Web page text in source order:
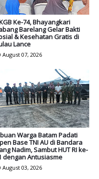
Ke-74, Bhayangkari
Barelang Gelar Bakti
& Kesehatan Gratis di
Lance
August 07, 2026
Warga Batam Padati
Base TNI AU di Bandara
Nadim, Sambut HUT RI ke-
dengan Antusiasme
August 03, 2026